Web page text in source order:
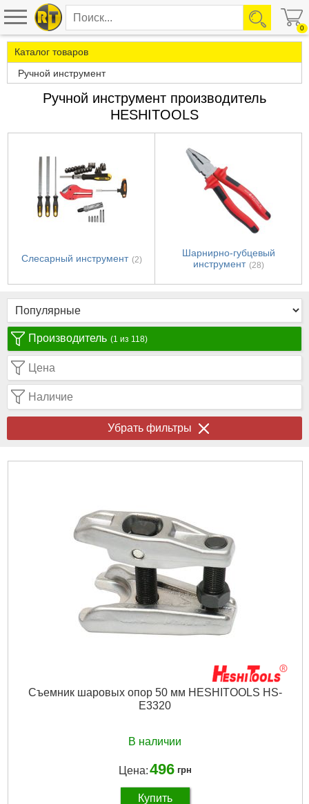
0
Каталог товаров
Ручной инструмент
Ручной инструмент производитель
HESHITOOLS
Слесарный инструмент (2)
Шарнирно-губцевый
инструмент (28)
Производитель (1 из 118)
Цена
Наличие
Убрать фильтры
Съемник шаровых опор 50 мм HESHITOOLS HS-
E3320
В наличии
Цена:496 грн
Купить